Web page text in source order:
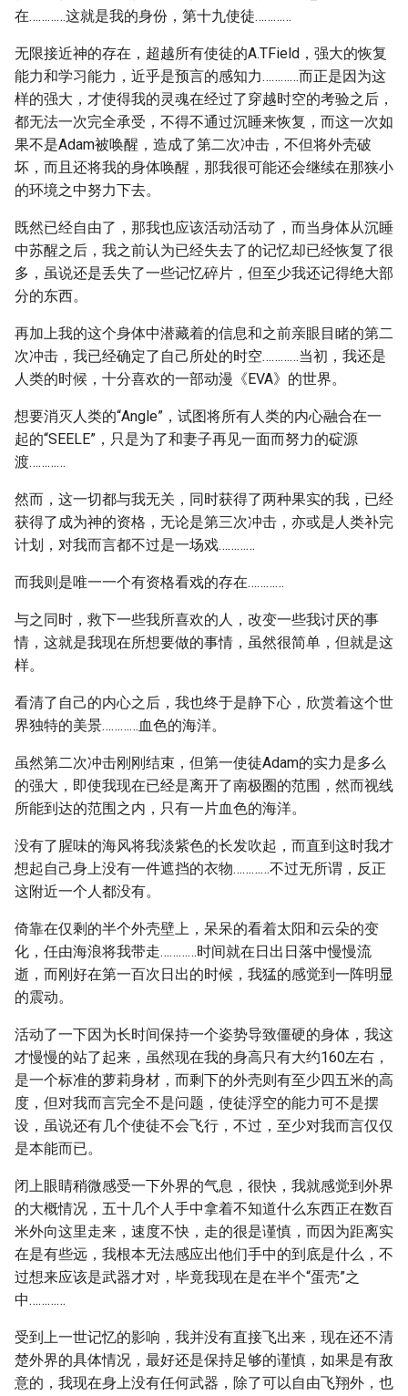
在…………这就是我的身份，第十九使徒…………
无限接近神的存在，超越所有使徒的A.TField，强大的恢复
能力和学习能力，近乎是预言的感知力…………而正是因为这
样的强大，才使得我的灵魂在经过了穿越时空的考验之后，
都无法一次完全承受，不得不通过沉睡来恢复，而这一次如
果不是Adam被唤醒，造成了第二次冲击，不但将外壳破
坏，而且还将我的身体唤醒，那我很可能还会继续在那狭小
的环境之中努力下去。
既然已经自由了，那我也应该活动活动了，而当身体从沉睡
中苏醒之后，我之前认为已经失去了的记忆却已经恢复了很
多，虽说还是丢失了一些记忆碎片，但至少我还记得绝大部
分的东西。
再加上我的这个身体中潜藏着的信息和之前亲眼目睹的第二
次冲击，我已经确定了自己所处的时空…………当初，我还是
人类的时候，十分喜欢的一部动漫《EVA》的世界。
想要消灭人类的“Angle”，试图将所有人类的内心融合在一
起的“SEELE”，只是为了和妻子再见一面而努力的碇源
渡…………
然而，这一切都与我无关，同时获得了两种果实的我，已经
获得了成为神的资格，无论是第三次冲击，亦或是人类补完
计划，对我而言都不过是一场戏…………
而我则是唯一一个有资格看戏的存在…………
与之同时，救下一些我所喜欢的人，改变一些我讨厌的事
情，这就是我现在所想要做的事情，虽然很简单，但就是这
样。
看清了自己的内心之后，我也终于是静下心，欣赏着这个世
界独特的美景…………血色的海洋。
虽然第二次冲击刚刚结束，但第一使徒Adam的实力是多么
的强大，即使我现在已经是离开了南极圈的范围，然而视线
所能到达的范围之内，只有一片血色的海洋。
没有了腥味的海风将我淡紫色的长发吹起，而直到这时我才
想起自己身上没有一件遮挡的衣物…………不过无所谓，反正
这附近一个人都没有。
倚靠在仅剩的半个外壳壁上，呆呆的看着太阳和云朵的变
化，任由海浪将我带走…………时间就在日出日落中慢慢流
逝，而刚好在第一百次日出的时候，我猛的感觉到一阵明显
的震动。
活动了一下因为长时间保持一个姿势导致僵硬的身体，我这
才慢慢的站了起来，虽然现在我的身高只有大约160左右，
是一个标准的萝莉身材，而剩下的外壳则有至少四五米的高
度，但对我而言完全不是问题，使徒浮空的能力可不是摆
设，虽说还有几个使徒不会飞行，不过，至少对我而言仅仅
是本能而已。
闭上眼睛稍微感受一下外界的气息，很快，我就感觉到外界
的大概情况，五十几个人手中拿着不知道什么东西正在数百
米外向这里走来，速度不快，走的很是谨慎，而因为距离实
在是有些远，我根本无法感应出他们手中的到底是什么，不
过想来应该是武器才对，毕竟我现在是在半个“蛋壳”之
中…………
受到上一世记忆的影响，我并没有直接飞出来，现在还不清
楚外界的具体情况，最好还是保持足够的谨慎，如果是有敌
意的，我现在身上没有任何武器，除了可以自由飞翔外，也